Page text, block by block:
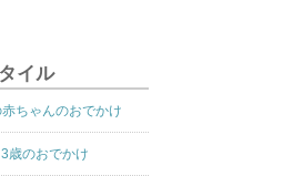
イル
ちゃんのおでかけ
3歳のおでかけ